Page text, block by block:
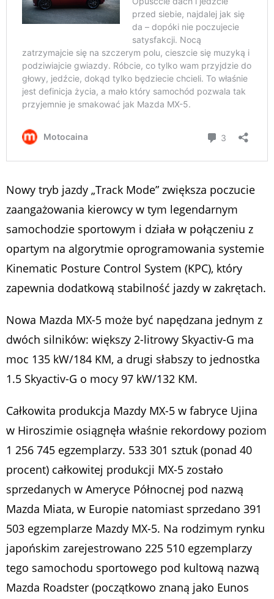
Nowy tryb jazdy „Track Mode” zwiększa poczucie
zaangażowania kierowcy w tym legendarnym
samochodzie sportowym i działa w połączeniu z
opartym na algorytmie oprogramowania systemie
Kinematic Posture Control System (KPC), który
zapewnia dodatkową stabilność jazdy w zakrętach.
Nowa Mazda MX-5 może być napędzana jednym z
dwóch silników: większy 2-litrowy Skyactiv-G ma
moc 135 kW/184 KM, a drugi słabszy to jednostka
1.5 Skyactiv-G o mocy 97 kW/132 KM.
Całkowita produkcja Mazdy MX-5 w fabryce Ujina
w Hiroszimie osiągnęła właśnie rekordowy poziom
1 256 745 egzemplarzy. 533 301 sztuk (ponad 40
procent) całkowitej produkcji MX-5 zostało
sprzedanych w Ameryce Północnej pod nazwą
Mazda Miata, w Europie natomiast sprzedano 391
503 egzemplarze Mazdy MX-5. Na rodzimym rynku
japońskim zarejestrowano 225 510 egzemplarzy
tego samochodu sportowego pod kultową nazwą
Mazda Roadster (początkowo znaną jako Eunos